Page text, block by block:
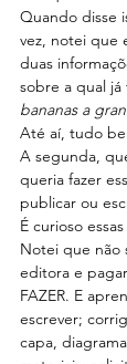
Quando disse
vez, notei que
duas
sobre a qual
bananas a
Até aí, tudo
A segunda,
queria fazer
publicar ou
É curioso
Notei que não
editora e
FAZER. E
escrever;
capa,